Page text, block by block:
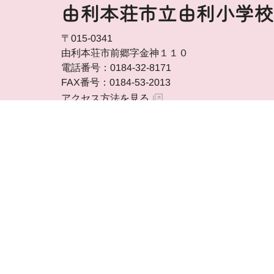
由利本荘市立由利小学校
〒015-0341
由利本荘市前郷字金神１１０
電話番号：0184-32-8171
FAX番号：0184-53-2013
アクセス方法を見る